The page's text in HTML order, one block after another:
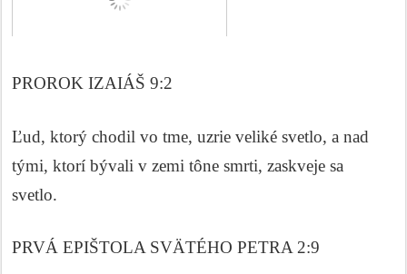
PROROK IZAIÁŠ 9:2
Ľud, ktorý chodil vo tme, uzrie veliké svetlo, a nad
tými, ktorí bývali v zemi tône smrti, zaskveje sa
svetlo.
PRVÁ EPIŠTOLA SVÄTÉHO PETRA 2:9